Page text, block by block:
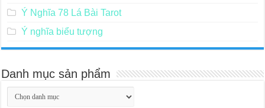
Ý Nghĩa 78 Lá Bài Tarot
Ý nghĩa biểu tượng
Danh mục sản phẩm